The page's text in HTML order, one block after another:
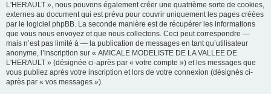
L'HERAULT », nous pouvons également créer une quatrième sorte de cookies,
externes au document qui est prévu pour couvrir uniquement les pages créées
par le logiciel phpBB. La seconde manière est de récupérer les informations
que vous nous envoyez et que nous collectons. Ceci peut correspondre —
mais n’est pas limité à — la publication de messages en tant qu’utilisateur
anonyme, l’inscription sur « AMICALE MODELISTE DE LA VALLEE DE
L'HERAULT » (désignée ci-après par « votre compte ») et les messages que
vous publiez après votre inscription et lors de votre connexion (désignés ci-
après par « vos messages »).